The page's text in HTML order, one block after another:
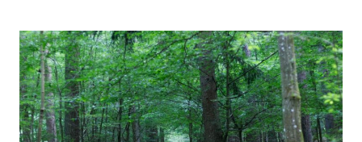
DO
WEJŚCIA
NA
ŚNIEŻKĘ
–
PORADY